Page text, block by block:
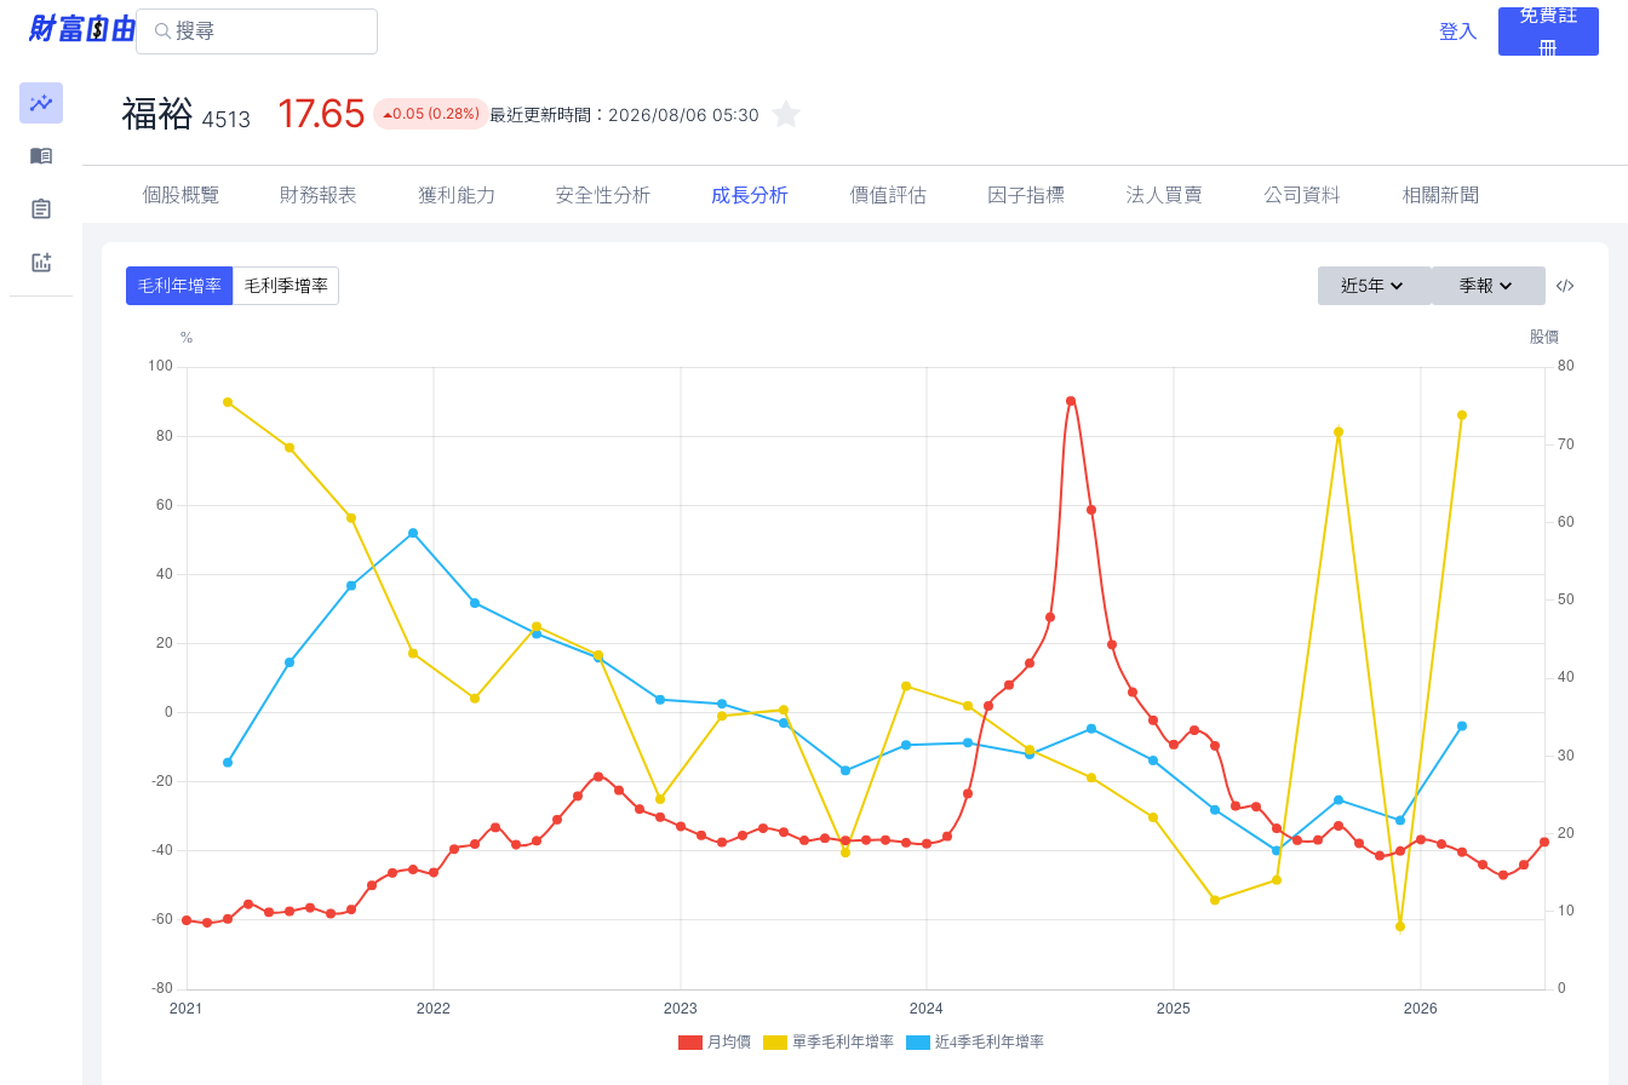
登入
免費註
冊
福裕 4513 17.65 0.05 (0.28%) 最近更新時間： 2026/08/06 05:30
個股概覽 財務報表 獲利能力 安全性分析 成長分析 價值評估 因子指標 法人買賣 公司資料 相關新聞
毛利年增率 毛利季增率 近5年 季報
月均價 單季毛利年增率 近4季毛利年增率